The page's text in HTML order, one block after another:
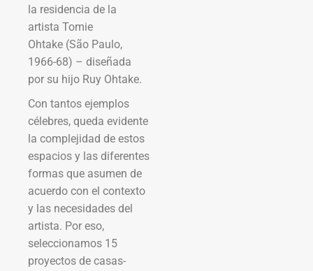
la residencia de la
artista Tomie
Ohtake (São Paulo,
1966-68) – diseñada
por su hijo Ruy Ohtake.
Con tantos ejemplos
célebres, queda evidente
la complejidad de estos
espacios y las diferentes
formas que asumen de
acuerdo con el contexto
y las necesidades del
artista. Por eso,
seleccionamos 15
proyectos de casas-